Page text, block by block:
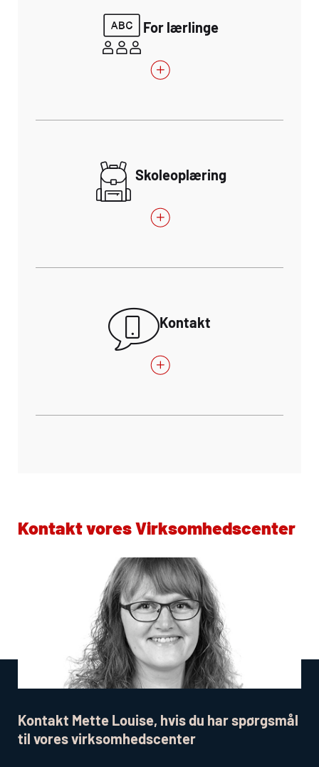
For lærlinge
Skoleoplæring
Kontakt
Kontakt vores Virksomhedscenter
Kontakt Mette Louise, hvis du har spørgsmål
til vores virksomhedscenter